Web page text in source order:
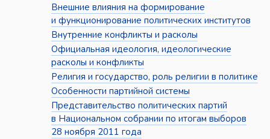
Внешние влияния на формирование
и функционирование политических институтов
Внутренние конфликты и расколы
Официальная идеология, идеологические
расколы и конфликты
Религия и государство, роль религии в политике
Особенности партийной системы
Представительство политических партий
в Национальном собрании по итогам выборов
28 ноября 2011 года